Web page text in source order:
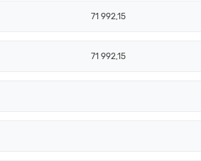
71 992,15
71 992,15